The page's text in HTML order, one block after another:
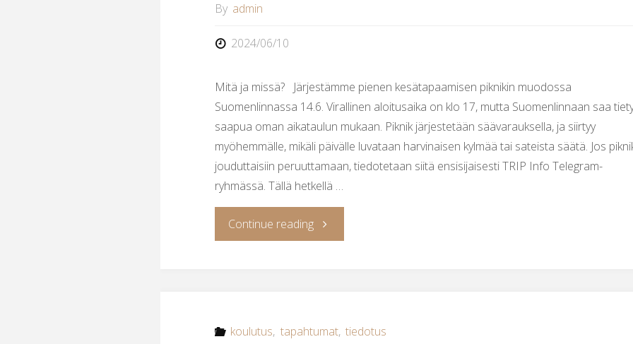
By admin
2024/06/10
Mitä ja missä? Järjestämme pienen kesätapaamisen piknikin muodossa
Suomenlinnassa 14.6. Virallinen aloitusaika on klo 17, mutta Suomenlinnaan saa
saapua oman aikataulun mukaan. Piknik järjestetään säävarauksella, ja siirtyy
myöhemmälle, mikäli päivälle luvataan harvinaisen kylmää tai sateista säätä. Jos
jouduttaisiin peruuttamaan, tiedotetaan siitä ensisijaisesti TRIP Info Telegram-
ryhmässä. Tällä hetkellä …
Continue reading"Kesäpiknik
koulutus, tapahtumat, tiedotus